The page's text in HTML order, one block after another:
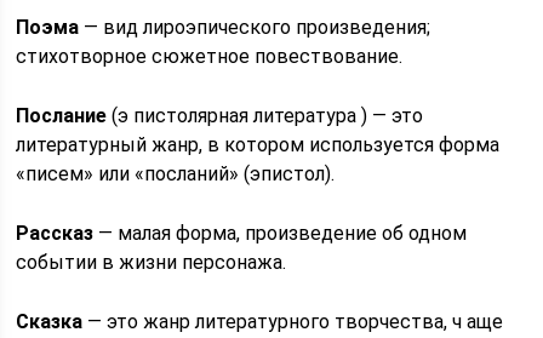
Поэма — вид лироэпического произведения;
стихотворное сюжетное повествование.
Послание (э пистолярная литература ) — это
литературный жанр, в котором используется форма
«писем» или «посланий» (эпистол).
Рассказ — малая форма, произведение об одном
событии в жизни персонажа.
Сказка — это жанр литературного творчества, ч аще